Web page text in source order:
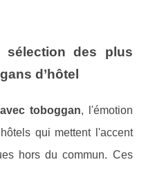
sélection des plus
d’hôtel
toboggan, l'émotion
qui mettent l'accent
hors du commun. Ces